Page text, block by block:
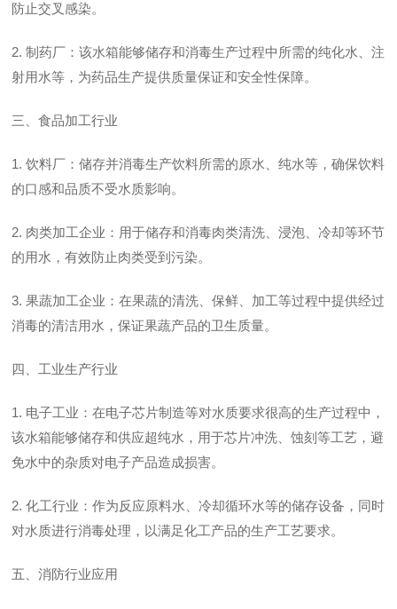
防止交叉感染。
2. 制药厂：该水箱能够储存和消毒生产过程中所需的纯化水、注
射用水等，为药品生产提供质量保证和安全性保障。
三、食品加工行业
1. 饮料厂：储存并消毒生产饮料所需的原水、纯水等，确保饮料
的口感和品质不受水质影响。
2. 肉类加工企业：用于储存和消毒肉类清洗、浸泡、冷却等环节
的用水，有效防止肉类受到污染。
3. 果蔬加工企业：在果蔬的清洗、保鲜、加工等过程中提供经过
消毒的清洁用水，保证果蔬产品的卫生质量。
四、工业生产行业
1. 电子工业：在电子芯片制造等对水质要求很高的生产过程中，
该水箱能够储存和供应超纯水，用于芯片冲洗、蚀刻等工艺，避
免水中的杂质对电子产品造成损害。
2. 化工行业：作为反应原料水、冷却循环水等的储存设备，同时
对水质进行消毒处理，以满足化工产品的生产工艺要求。
五、消防行业应用